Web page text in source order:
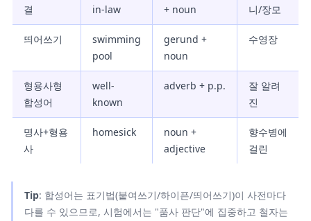
결
in-law
+ noun
니/장모
띄어쓰기
swimming
pool
gerund +
noun
수영장
형용사형
합성어
well-
known
adverb + p.p.
잘 알려
진
명사+형용
사
homesick
noun +
adjective
향수병에
걸린
Tip: 합성어는 표기법(붙여쓰기/하이픈/띄어쓰기)이 사전마다
다를 수 있으므로, 시험에서는 "품사 판단"에 집중하고 철자는